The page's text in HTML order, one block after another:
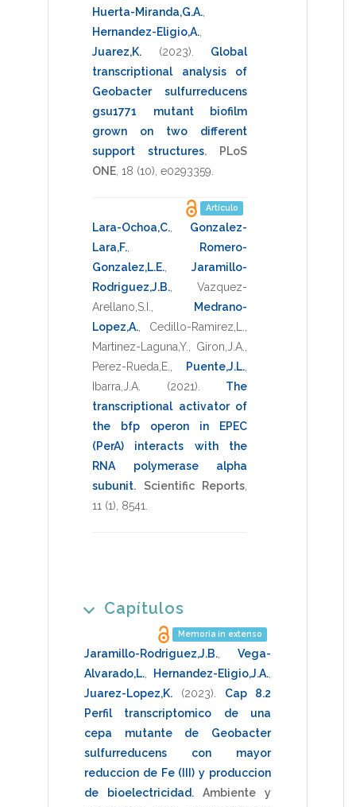
Huerta-Miranda,G.A.
Hernandez-Eligio,A.
Juarez,K.
(2023)
Global
transcriptional analysis of
Geobacter sulfurreducens
gsu1771 mutant biofilm
grown on two different
support structures.
PLoS
ONE 18 (10), e0293359
Artículo
Lara-Ochoa,C.
Gonzalez-
Lara,F.
Romero-
Gonzalez,L.E.
Jaramillo-
Rodriguez,J.B.
Vazquez-
Arellano,S.I.
Medrano-
Lopez,A.
Cedillo-Ramirez,L.
Martinez-Laguna,Y.
Giron,J.A.
Perez-Rueda,E.
Puente,J.L.
Ibarra,J.A.
(2021)
The
transcriptional activator of
the bfp operon in EPEC
(PerA) interacts with the
RNA polymerase alpha
subunit. Scientific Reports
11 (1), 8541
Capítulos
Memoria in extenso
Jaramillo-Rodriguez,J.B.
Vega-
Alvarado,L.
Hernandez-Eligio,J.A.
Juarez-Lopez,K.
(2023)
Cap 8.2
Perfil transcriptomico de una
cepa mutante de Geobacter
sulfurreducens con mayor
reduccion de Fe (III) y produccion
de bioelectricidad.
Ambiente y